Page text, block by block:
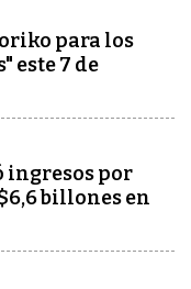
para los
este 7 de
ingresos por
billones en